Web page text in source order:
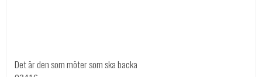
Det är den som möter som ska backa